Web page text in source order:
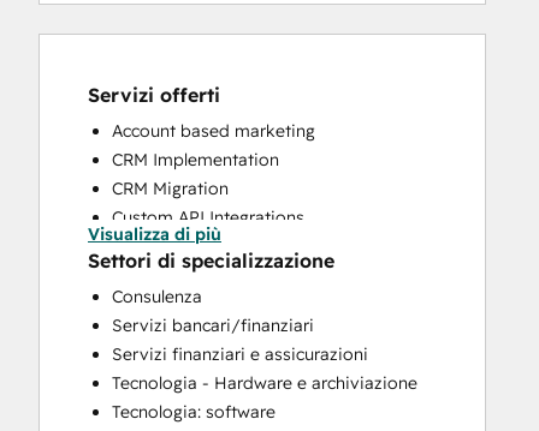
Servizi offerti
Account based marketing
CRM Implementation
CRM Migration
Custom API Integrations
Customer Marketing
Customer Success Training
Customer Support Training
Customer Survey and Analysis
Email Marketing
Full Inbound Marketing Services
Help Desk Implementation
Visualizza di più
Settori di specializzazione
Consulenza
Servizi bancari/finanziari
Servizi finanziari e assicurazioni
Tecnologia - Hardware e archiviazione
Tecnologia: software